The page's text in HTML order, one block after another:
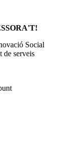
Social
de serveis